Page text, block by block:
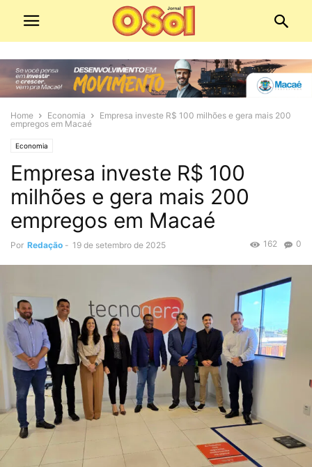
Home Economia
Empresa investe R$ 100 milhões e gera mais 200
empregos em Macaé
Economia
Empresa investe R$ 100
milhões e gera mais 200
empregos em Macaé
Por Redação - 19 de setembro de 2025 0
162